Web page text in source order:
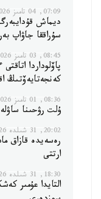
07:09, 04 تامىز 2026
ديماش
سۇراققا جاۋاپ
08:45, 03 تامىز 2026
پاۆلوداردا
كەنجەتايەۆتىڭ
08:36, 01 تامىز 2026
ۇلت رۋحىنا
20:02, 31 شىلدە 2026
رەسەيدە قازاق
ارتتى
18:30, 31 شىلدە 2026
التايدا عۇمىر